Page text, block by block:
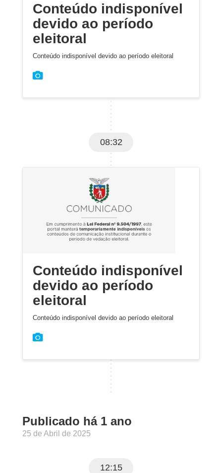
Conteúdo indisponível
devido ao período
eleitoral
Conteúdo indisponível devido ao período eleitoral
08:32
Conteúdo indisponível
devido ao período
eleitoral
Conteúdo indisponível devido ao período eleitoral
Publicado há 1 ano
25 de Abril de 2025
12:15